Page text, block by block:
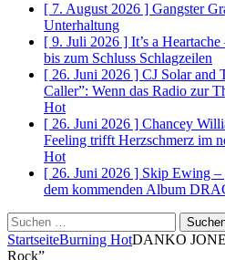
[ 7. August 2026 ] Gangster
Unterhaltung
[ 9. Juli 2026 ] It’s a
bis zum Schluss Schlagzeilen
[ 26. Juni 2026 ] CJ Solar and
Caller”: Wenn das Radio zur
Hot
[ 26. Juni 2026 ] Chancey
Feeling trifft Herzschmerz im
Hot
[ 26. Juni 2026 ] Skip Ewing –
dem kommenden Album
Suchen
nach:
StartseiteBurning HotDANKO
Rock”